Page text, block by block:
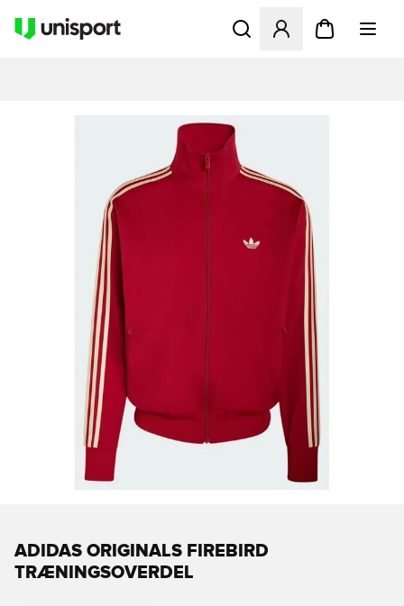
Åbner en Modal til at
ADIDAS ORIGINALS FIREBIRD
TRÆNINGSOVERDEL